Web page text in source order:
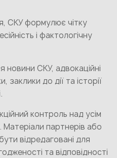
СКУ формулює чітку
і фактологічну
новини СКУ, адвокаційні
заклики до дії та історії
контроль над усім
партнерів або
відредаговані для
та відповідності